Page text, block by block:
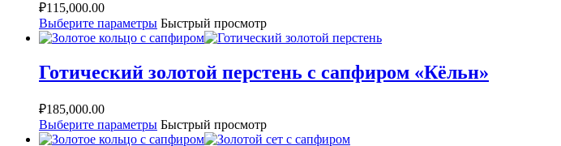
₽115,000.00
Выберите параметры Быстрый просмотр
Готический золотой перстень с сапфиром «Кёльн»
₽185,000.00
Выберите параметры Быстрый просмотр